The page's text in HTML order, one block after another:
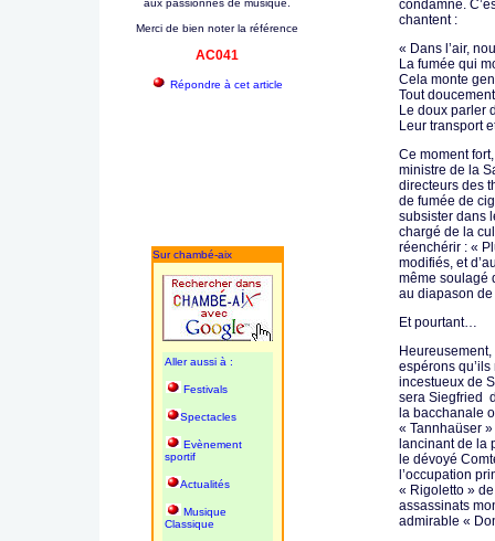
aux passionnés de musique.
Merci de bien noter la référence
AC041
Répondre à cet article
Sur chambé-aix
Aller aussi à :
Festivals
Spectacles
Evènement
sportif
Actualités
Musique
Classique
condamné.
chantent :
« Dans l’air,
La fumée qui
Cela monte
Tout
Le doux parler
Leur transport
Ce moment
ministre de la
directeurs des
de fumée de
subsister dans
chargé de la
réenchérir : «
modifiés, et
même soulagé
au diapason
Et pourtant…
espérons
incestueux de
sera Siegfried
la bacchanale
« Tannhaüser
lancinant de la
le dévoyé
l’occupation
« Rigoletto »
assassinats
admirable «